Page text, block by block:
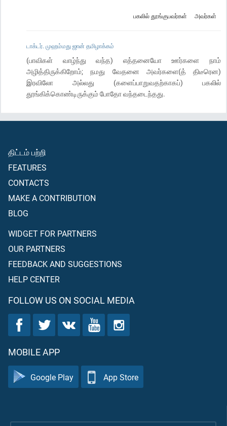
அவர்கள்
பகலில் தூங்குபவர்கள்
டாக்டர். முஹம்மது ஜான் தமிழாக்கம்
(பாவிகள் வாழ்ந்து வந்த) எத்தனையோ ஊர்களை நாம்
அழித்திருக்கிறோம்; நமது வேதனை அவர்களை(த் திடீரென)
இரவிலோ அல்லது (களைப்பாறுவதற்காகப்) பகலில்
தூங்கிக்கொண்டிருக்கும் போதோ வந்தடைந்தது.
திட்டம் பற்றி
FEATURES
CONTACTS
MAKE A CONTRIBUTION
BLOG
WIDGET FOR PARTNERS
OUR PARTNERS
FEEDBACK AND SUGGESTIONS
HELP CENTER
FOLLOW US ON SOCIAL MEDIA
MOBILE APP
Google Play App Store